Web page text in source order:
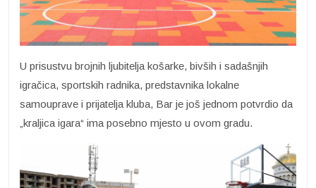
U prisustvu brojnih ljubitelja košarke, bivših i sadašnjih
igračica, sportskih radnika, predstavnika lokalne
samouprave i prijatelja kluba, Bar je još jednom potvrdio da
„kraljica igara“ ima posebno mjesto u ovom gradu.